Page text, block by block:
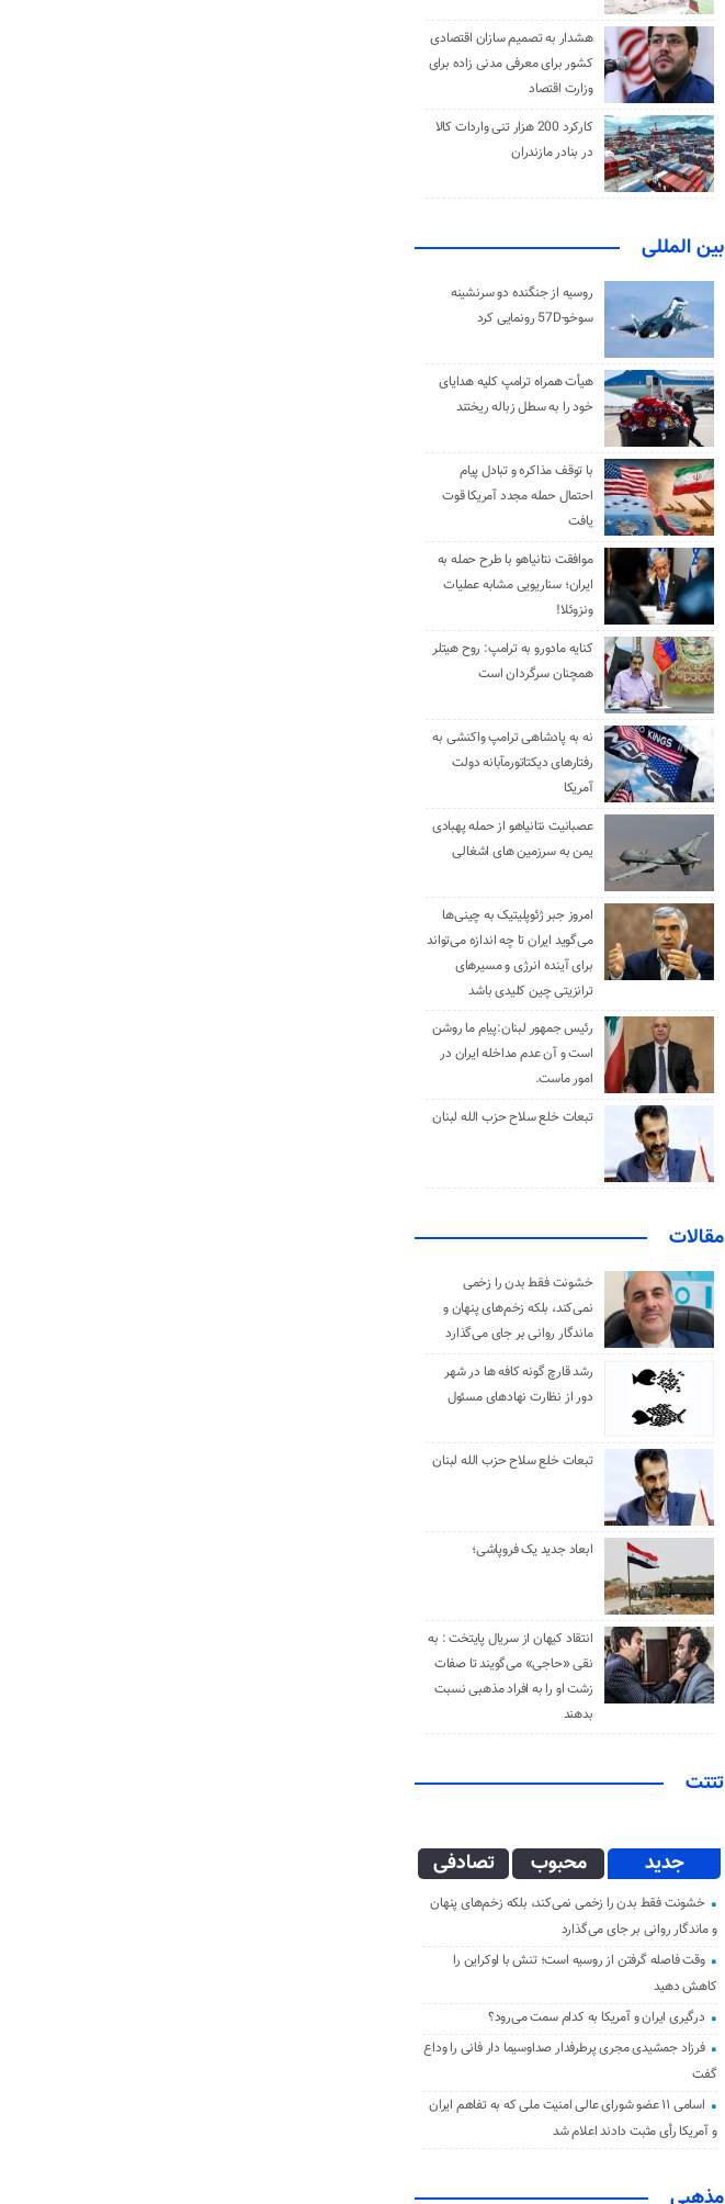
هشدار به تصمیم سازان اقتصادی
کشور برای معرفی مدنی زاده برای
وزارت اقتصاد
کارکرد 200 هزار تنی واردات کالا
در بنادر مازندران
بین المللی
روسیه از جنگنده دو سرنشینه
سوخو-57D رونمایی کرد
هیأت همراه ترامپ کلیه هدایای
خود را به سطل زباله ریختند
با توقف مذاکره و تبادل پیام
احتمال حمله مجدد آمریکا قوت
یافت
موافقت نتانیاهو با طرح حمله به
ایران؛ سناریویی مشابه عملیات
ونزوئلا!
کنایه مادورو به ترامپ: روح هیتلر
همچنان سرگردان است
نه به پادشاهی ترامپ واکنشی به
رفتارهای دیکتاتورمآبانه دولت
آمریکا
عصبانیت نتانیاهو از حمله پهبادی
یمن به سرزمین های اشغالی
امروز جبر ژئوپلیتیک به چینی‌ها
می‌گوید ایران تا چه اندازه می‌تواند
برای آینده انرژی و مسیرهای
ترانزیتی چین کلیدی باشد
رئیس جمهور لبنان:پیام ما روشن
است و آن عدم مداخله ایران در
امور ماست.
تبعات خلع سلاح حزب الله لبنان
مقالات
خشونت فقط بدن را زخمی
نمی‌کند، بلکه زخم‌های پنهان و
ماندگار روانی بر جای می‌گذارد
رشد قارچ گونه کافه ها در شهر
دور از نظارت نهادهای مسئول
تبعات خلع سلاح حزب الله لبنان
ابعاد جدید یک فروپاشی؛
انتقاد کیهان از سریال پایتخت : به
نقی «حاجی» می‌گویند تا صفات
زشت او را به افراد مذهبی نسبت
بدهند
تتتت
جدید محبوب تصادفی
خشونت فقط بدن را زخمی نمی‌کند، بلکه زخم‌های پنهان
و ماندگار روانی بر جای می‌گذارد
وقت فاصله گرفتن از روسیه است؛ تنش با اوکراین را
کاهش دهید
درگیری ایران و آمریکا به کدام سمت می‌رود؟
فرزاد جمشیدی مجری پرطرفدار صداوسیما دار فانی را وداع
گفت
اسامی ۱۱ عضو شورای عالی امنیت ملی که به تفاهم ایران
و آمریکا رأی مثبت دادند اعلام شد
مذهبی